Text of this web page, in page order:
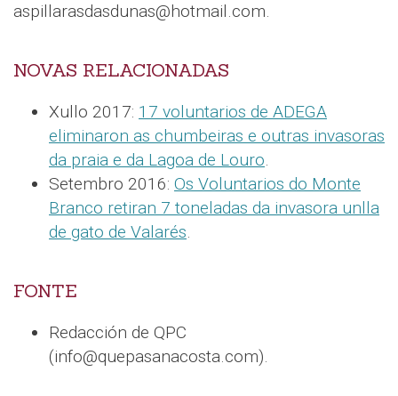
aspillarasdasdunas@hotmail.com.
NOVAS RELACIONADAS
Xullo 2017: 17 voluntarios de ADEGA
eliminaron as chumbeiras e outras invasoras
da praia e da Lagoa de Louro.
Setembro 2016: Os Voluntarios do Monte
Branco retiran 7 toneladas da invasora unlla
de gato de Valarés.
FONTE
Redacción de QPC
(info@quepasanacosta.com).